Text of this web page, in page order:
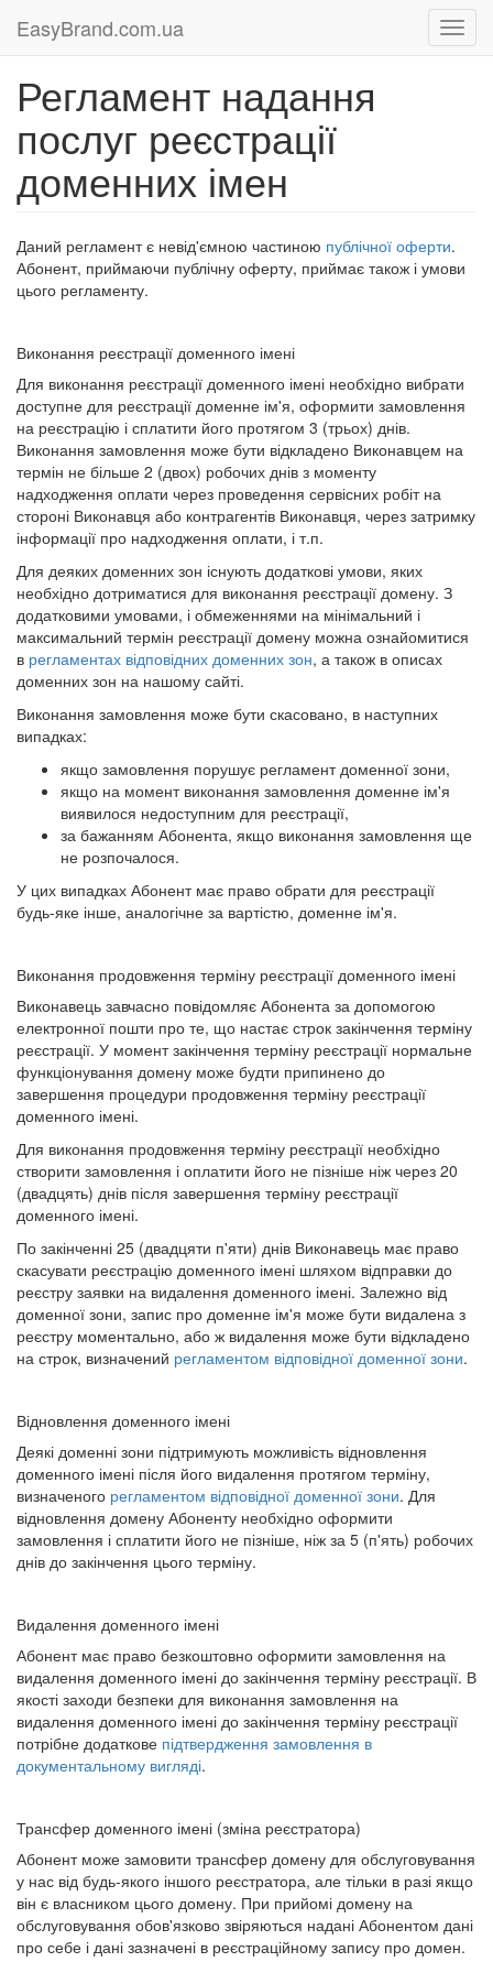
EasyBrand.com.ua
Регламент надання
послуг реєстрації
доменних імен
Даний регламент є невід'ємною частиною публічної оферти.
Абонент, приймаючи публічну оферту, приймає також і умови
цього регламенту.
Виконання реєстрації доменного імені
Для виконання реєстрації доменного імені необхідно вибрати
доступне для реєстрації доменне ім'я, оформити замовлення
на реєстрацію і сплатити його протягом 3 (трьох) днів.
Виконання замовлення може бути відкладено Виконавцем на
термін не більше 2 (двох) робочих днів з моменту
надходження оплати через проведення сервісних робіт на
стороні Виконавця або контрагентів Виконавця, через затримку
інформації про надходження оплати, і т.п.
Для деяких доменних зон існують додаткові умови, яких
необхідно дотриматися для виконання реєстрації домену. З
додатковими умовами, і обмеженнями на мінімальний і
максимальний термін реєстрації домену можна ознайомитися
в регламентах відповідних доменних зон, а також в описах
доменних зон на нашому сайті.
Виконання замовлення може бути скасовано, в наступних
випадках:
якщо замовлення порушує регламент доменної зони,
якщо на момент виконання замовлення доменне ім'я
виявилося недоступним для реєстрації,
за бажанням Абонента, якщо виконання замовлення ще
не розпочалося.
У цих випадках Абонент має право обрати для реєстрації
будь-яке інше, аналогічне за вартістю, доменне ім'я.
Виконання продовження терміну реєстрації доменного імені
Виконавець завчасно повідомляє Абонента за допомогою
електронної пошти про те, що настає строк закінчення терміну
реєстрації. У момент закінчення терміну реєстрації нормальне
функціонування домену може будти припинено до
завершення процедури продовження терміну реєстрації
доменного імені.
Для виконання продовження терміну реєстрації необхідно
створити замовлення і оплатити його не пізніше ніж через 20
(двадцять) днів після завершення терміну реєстрації
доменного імені.
По закінченні 25 (двадцяти п'яти) днів Виконавець має право
скасувати реєстрацію доменного імені шляхом відправки до
реєстру заявки на видалення доменного імені. Залежно від
доменної зони, запис про доменне ім'я може бути видалена з
реєстру моментально, або ж видалення може бути відкладено
на строк, визначений регламентом відповідної доменної зони.
Відновлення доменного імені
Деякі доменні зони підтримують можливість відновлення
доменного імені після його видалення протягом терміну,
визначеного регламентом відповідної доменної зони. Для
відновлення домену Абоненту необхідно оформити
замовлення і сплатити його не пізніше, ніж за 5 (п'ять) робочих
днів до закінчення цього терміну.
Видалення доменного імені
Абонент має право безкоштовно оформити замовлення на
видалення доменного імені до закінчення терміну реєстрації. В
якості заходи безпеки для виконання замовлення на
видалення доменного імені до закінчення терміну реєстрації
потрібне додаткове підтвердження замовлення в
документальному вигляді.
Трансфер доменного імені (зміна реєстратора)
Абонент може замовити трансфер домену для обслуговування
у нас від будь-якого іншого реєстратора, але тільки в разі якщо
він є власником цього домену. При прийомі домену на
обслуговування обов'язково звіряються надані Абонентом дані
про себе і дані зазначені в реєстраційному запису про домен.